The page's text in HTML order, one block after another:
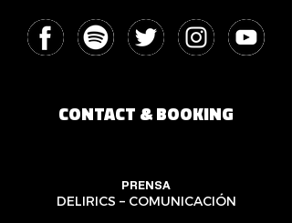
CONTACT & BOOKING
PRENSA
DELIRICS – COMUNICACIÓN